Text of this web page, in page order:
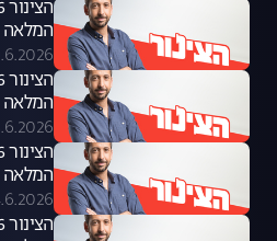
המלאה
המלאה
המלאה